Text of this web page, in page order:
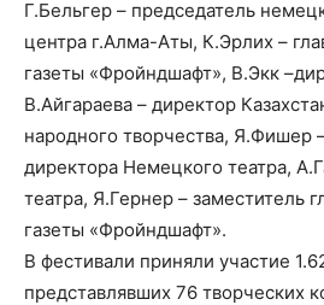
Г.Бельгер – председатель
центра г.Алма-Аты, К.Эрлих –
газеты «Фройндшафт», В.Экк
В.Айгараева – директор
народного творчества, Я.Фишер
директора Немецкого театра,
театра, Я.Гернер – заместитель
газеты «Фройндшафт».
В фестивали приняли участие
представлявших 76 творческих